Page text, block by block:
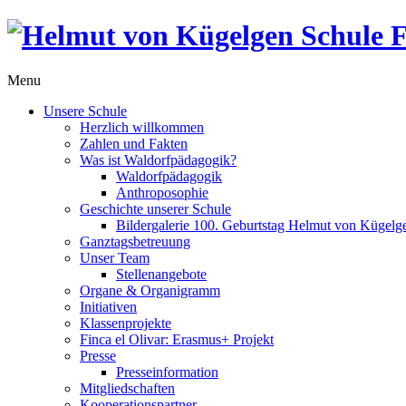
Menu
Unsere Schule
Herzlich willkommen
Zahlen und Fakten
Was ist Waldorfpädagogik?
Waldorfpädagogik
Anthroposophie
Geschichte unserer Schule
Bildergalerie 100. Geburtstag Helmut von
Ganztagsbetreuung
Unser Team
Stellenangebote
Organe & Organigramm
Initiativen
Klassenprojekte
Finca el Olivar: Erasmus+ Projekt
Presse
Presseinformation
Mitgliedschaften